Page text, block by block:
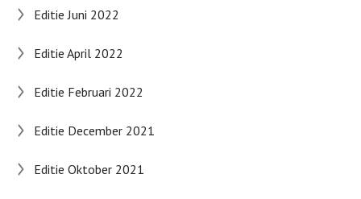
Editie Juni 2022
Editie April 2022
Editie Februari 2022
Editie December 2021
Editie Oktober 2021